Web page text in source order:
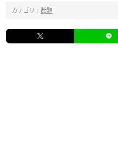
カテゴリ : 話題